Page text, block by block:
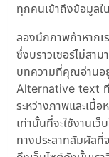
ทุกคนเข้าถึงข้อมูลใ
ลองนึกภาพถ้าหากเ
ซึ่งบราวเซอร์ไม่สา
บทความที่คุณอ่านอ
Alternative text ที
ระหว่างภาพและเนื้
เท่านั้นที่จะใช้งานเ
ทางประสาทสัมผัสที่